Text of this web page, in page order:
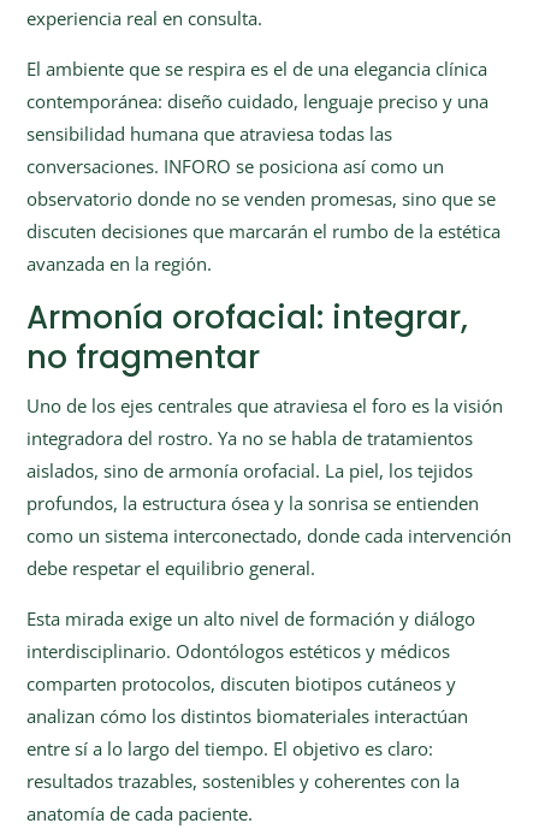
experiencia real en consulta.
El ambiente que se respira es el de una elegancia clínica
contemporánea: diseño cuidado, lenguaje preciso y una
sensibilidad humana que atraviesa todas las
conversaciones. INFORO se posiciona así como un
observatorio donde no se venden promesas, sino que se
discuten decisiones que marcarán el rumbo de la estética
avanzada en la región.
Armonía orofacial: integrar,
no fragmentar
Uno de los ejes centrales que atraviesa el foro es la visión
integradora del rostro. Ya no se habla de tratamientos
aislados, sino de armonía orofacial. La piel, los tejidos
profundos, la estructura ósea y la sonrisa se entienden
como un sistema interconectado, donde cada intervención
debe respetar el equilibrio general.
Esta mirada exige un alto nivel de formación y diálogo
interdisciplinario. Odontólogos estéticos y médicos
comparten protocolos, discuten biotipos cutáneos y
analizan cómo los distintos biomateriales interactúan
entre sí a lo largo del tiempo. El objetivo es claro:
resultados trazables, sostenibles y coherentes con la
anatomía de cada paciente.